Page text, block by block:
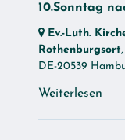
10.Sonntag
Ev.-Luth.
Rothenburgsort
DE-20539
Weiterlesen